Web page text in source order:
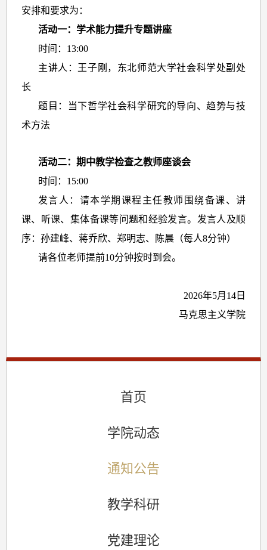
首页
学院动态
通知公告
教学科研
党建理论
安排和要求为：
活动一：学术能力提升专题讲座
时间：13:00
主讲人：王子刚，东北师范大学社会科学处副处
长
题目：当下哲学社会科学研究的导向、趋势与技
术方法
活动二：期中教学检查之教师座谈会
时间：15:00
发言人：请本学期课程主任教师围绕备课、讲
课、听课、集体备课等问题和经验发言。发言人及顺
序：孙建峰、蒋乔欣、郑明志、陈晨（每人8分钟）
请各位老师提前10分钟按时到会。
2026年5月14日
马克思主义学院